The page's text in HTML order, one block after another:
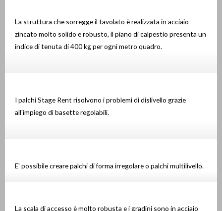
La struttura che sorregge il tavolato è realizzata in acciaio
zincato molto solido e robusto, il piano di calpestio presenta un
indice di tenuta di 400 kg per ogni metro quadro.
I palchi Stage Rent risolvono i problemi di dislivello grazie
all'impiego di basette regolabili.
E' possibile creare palchi di forma irregolare o palchi multilivello.
La scala di accesso è molto robusta e i gradini sono in acciaio